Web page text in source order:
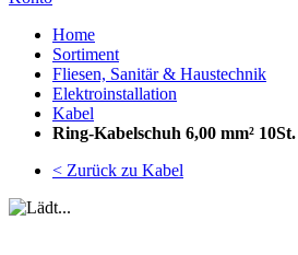
Home
Sortiment
Fliesen, Sanitär & Haustechnik
Elektroinstallation
Kabel
Ring-Kabelschuh 6,00 mm²
< Zurück zu Kabel